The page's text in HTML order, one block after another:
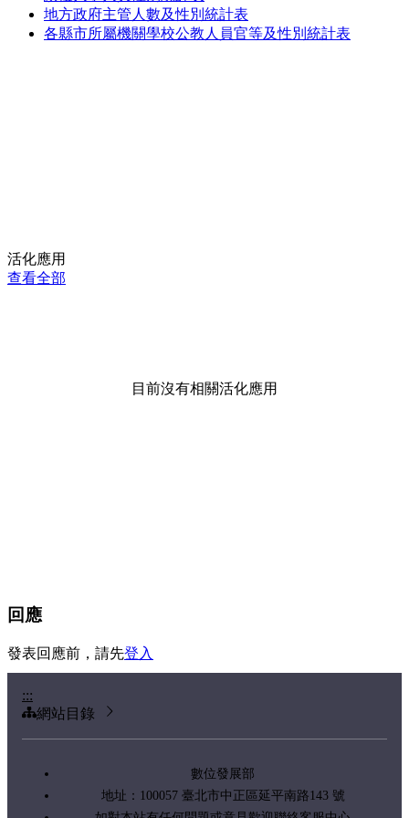
地方政府主管人數及性別統計表
各縣市所屬機關學校公教人員官等及性別統計表
活化應用
查看全部
目前沒有相關活化應用
回應
發表回應前，請先登入
:::
網站目錄
數位發展部
地址：100057 臺北市中正區延平南路143 號